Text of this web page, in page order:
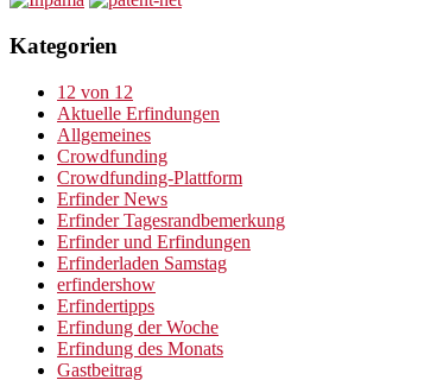
Kategorien
12 von 12
Aktuelle Erfindungen
Allgemeines
Crowdfunding
Crowdfunding-Plattform
Erfinder News
Erfinder Tagesrandbemerkung
Erfinder und Erfindungen
Erfinderladen Samstag
erfindershow
Erfindertipps
Erfindung der Woche
Erfindung des Monats
Gastbeitrag